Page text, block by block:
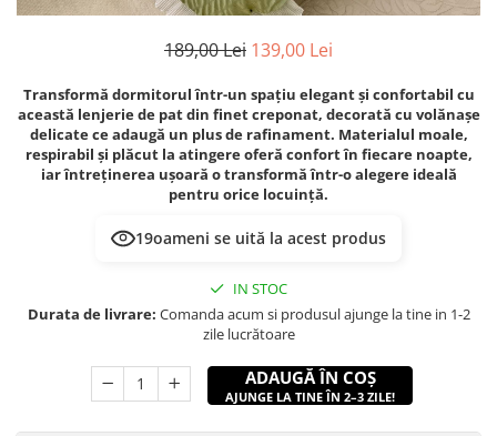
189,00 Lei 139,00 Lei
Transformă dormitorul într-un spațiu elegant și confortabil cu
această lenjerie de pat din finet creponat, decorată cu volănașe
delicate ce adaugă un plus de rafinament. Materialul moale,
respirabil și plăcut la atingere oferă confort în fiecare noapte,
iar întreținerea ușoară o transformă într-o alegere ideală
pentru orice locuință.
19oameni se uită la acest produs
IN STOC
Durata de livrare: Comanda acum si produsul ajunge la tine in 1-2
zile lucrătoare
ADAUGĂ ÎN COȘ
AJUNGE LA TINE ÎN 2–3 ZILE!